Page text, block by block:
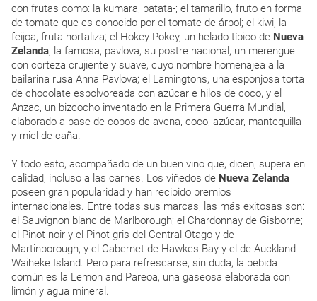
con frutas como: la kumara, batata-; el tamarillo, fruto en forma
de tomate que es conocido por el tomate de árbol; el kiwi, la
feijoa, fruta-hortaliza; el Hokey Pokey, un helado típico de Nueva
Zelanda; la famosa, pavlova, su postre nacional, un merengue
con corteza crujiente y suave, cuyo nombre homenajea a la
bailarina rusa Anna Pavlova; el Lamingtons, una esponjosa torta
de chocolate espolvoreada con azúcar e hilos de coco, y el
Anzac, un bizcocho inventado en la Primera Guerra Mundial,
elaborado a base de copos de avena, coco, azúcar, mantequilla
y miel de caña.
Y todo esto, acompañado de un buen vino que, dicen, supera en
calidad, incluso a las carnes. Los viñedos de Nueva Zelanda
poseen gran popularidad y han recibido premios
internacionales. Entre todas sus marcas, las más exitosas son:
el Sauvignon blanc de Marlborough; el Chardonnay de Gisborne;
el Pinot noir y el Pinot gris del Central Otago y de
Martinborough, y el Cabernet de Hawkes Bay y el de Auckland
Waiheke Island. Pero para refrescarse, sin duda, la bebida
común es la Lemon and Pareoa, una gaseosa elaborada con
limón y agua mineral.